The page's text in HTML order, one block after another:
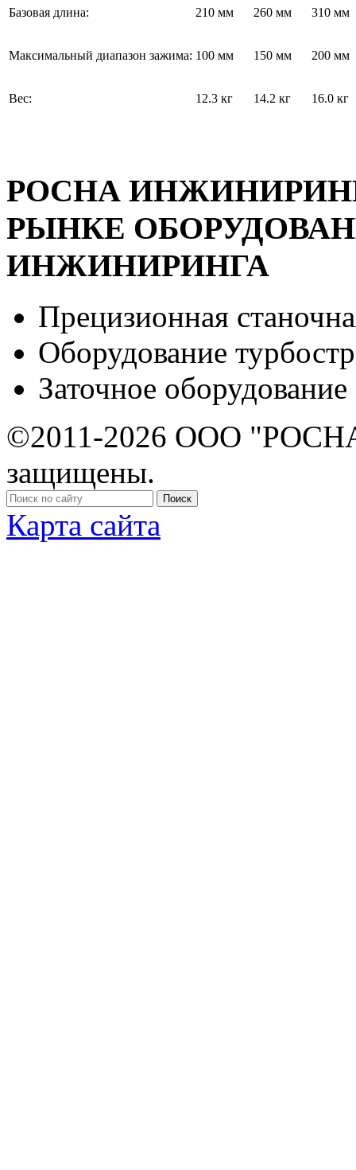
Базовая длина: 210 мм 260 мм 310 мм
Максимальный диапазон зажима: 100 мм 150 мм 200 мм
Вес: 12.3 кг 14.2 кг 16.0 кг
РОСНА
РЫНКЕ
ИНЖИНИРИНГА
Прецизионная
Оборудование
Заточное оборудование
©2011-2026 ООО
защищены.
Карта сайта